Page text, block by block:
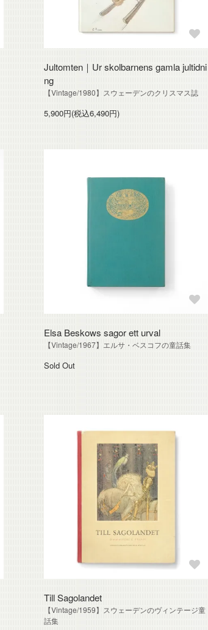
Jultomten｜Ur skolbarnens gamla jultidni
ng
【Vintage/1980】スウェーデンのクリスマス誌
5,900円(税込6,490円)
Elsa Beskows sagor ett urval
【Vintage/1967】エルサ・ベスコフの童話集
Sold Out
Till Sagolandet
【Vintage/1959】スウェーデンのヴィンテージ童
話集